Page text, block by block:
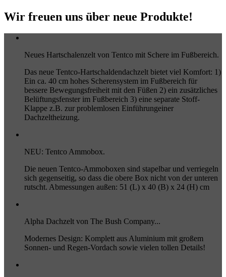
Wir freuen uns über neue Produkte!
Neues Hartschalenzelt von Tentco mit Schere im Fußbereich.
Das neue Tentco-Hartschaldendachzelt bietet viel Komfort: 1)
Ein ca. 40 cm hohes Scherensystem im Fußbereich für
bessere Bewegungsfreiheit mit den Füßen 2) ein zusätzliches
Belüftungsfenster im Fußbereich 3) eine separate Stoff-
Klappe z.B. zur problemlosen Einführungeiner
Dachzeltheizung.
NEU: Tentco Ammobox.
Die neuen Tentco-Ammoboxen sind stapelbar und verriegeln
sich gegenseitig, so dass die obere Box nicht von der unteren
rutscht. Abmessungen außen: 51 (L) x 40 (B) x 24 (H) cm
Alpha Dachzelt von The Bush Company...
Modernes Design: Komplett aus Aluminium mit großem
Sonnen- und Regen-Vordach sowie vielen tollen Details!